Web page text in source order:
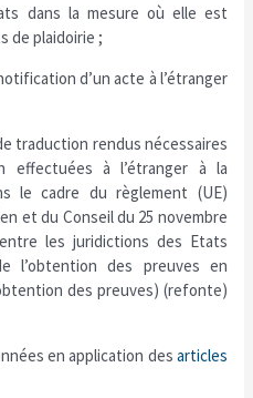
dans la mesure où elle est
de plaidoirie ;
d’un acte à l’étranger
traduction rendus nécessaires
effectuées à l’étranger à la
le cadre du règlement (UE)
et du Conseil du 25 novembre
les juridictions des Etats
l’obtention des preuves en
des preuves) (refonte)
en application des articles